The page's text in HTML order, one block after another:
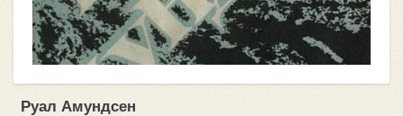
Руал Амундсен